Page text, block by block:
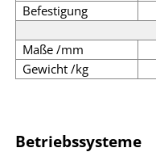
Befestigung
Maße /mm
Gewicht /kg
Betriebssysteme